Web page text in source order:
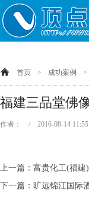
首页 > 成功案例 >
福建三品堂佛
作者： / 2016-08-14
上一篇： 富贵化工(福建
下一篇： 旷远锦江国际